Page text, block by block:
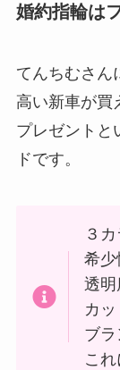
婚約指輪は
てんちむさん
高い新車が買
プレゼントと
ドです。
３
希少
透明
カ
ブ
こ